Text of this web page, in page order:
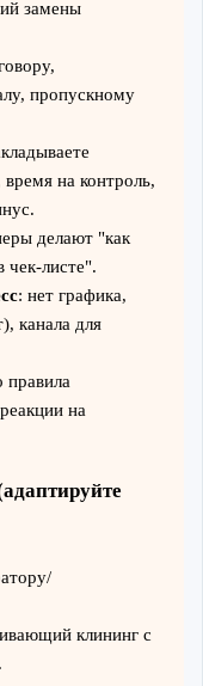
замены
пропускному
время на контроль,
делают "как
чек-листе".
: нет графика,
канала для
правила
на
клининг с